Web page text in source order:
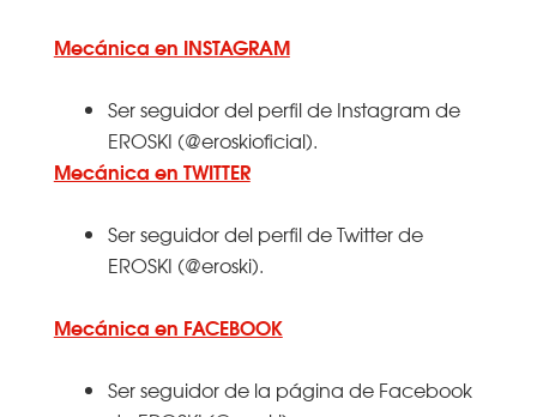
Mecánica en INSTAGRAM
Ser seguidor del perfil de Instagram de
EROSKI (@eroskioficial).
Mecánica en TWITTER
Ser seguidor del perfil de Twitter de
EROSKI (@eroski).
Mecánica en FACEBOOK
Ser seguidor de la página de Facebook